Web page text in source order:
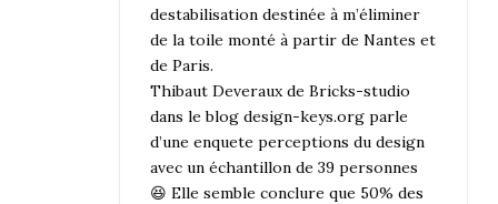
destabilisation destinée à m’éliminer
de la toile monté à partir de Nantes et
de Paris.
Thibaut Deveraux de Bricks-studio
dans le blog design-keys.org parle
d’une enquete perceptions du design
avec un échantillon de 39 personnes
😆 Elle semble conclure que 50% des